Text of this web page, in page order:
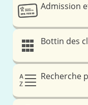
Admission
Bottin des
Recherche